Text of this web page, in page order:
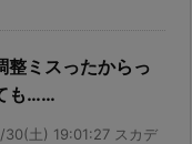
整ミスったからっ
も……
土) 19:01:27 スカデ